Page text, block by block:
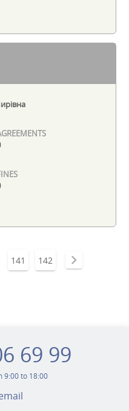
141 142 chevron_right
69 99
9:00 to 18:00